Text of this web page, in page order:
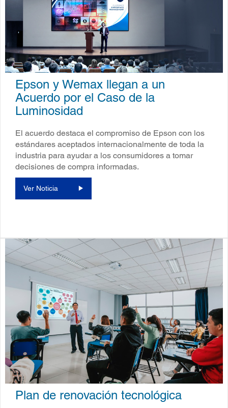
Epson y Wemax llegan a un
Acuerdo por el Caso de la
Luminosidad
El acuerdo destaca el compromiso de Epson con los
estándares aceptados internacionalmente de toda la
industria para ayudar a los consumidores a tomar
decisiones de compra informadas.
Ver Noticia
Plan de renovación tecnológica